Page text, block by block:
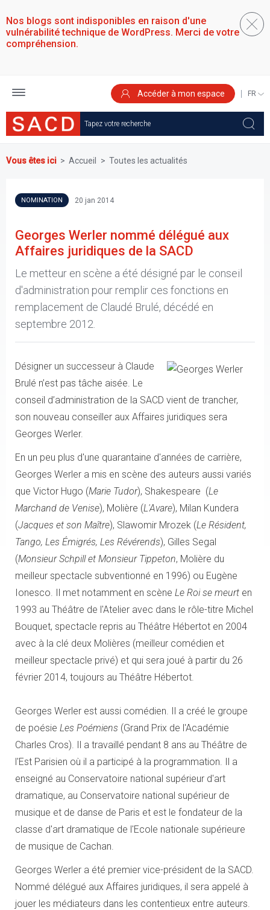
au
contenu
principal
Nos blogs sont indisponibles en raison d'une
vulnérabilité technique de WordPress. Merci de votre
compréhension.
Accéder à mon espace
YOUR
Vous êtes ici Accueil Toutes les actualités
NOMINATION 20 jan 2014
Georges Werler nommé délégué aux
Affaires juridiques de la SACD
Le metteur en scène a été désigné par le conseil
d'administration pour remplir ces fonctions en
remplacement de Claudé Brulé, décédé en
septembre 2012.
Désigner un successeur à Claude
Brulé n’est pas tâche aisée. Le
conseil d’administration de la SACD vient de trancher,
son nouveau conseiller aux Affaires juridiques sera
Georges Werler.
En un peu plus d'une quarantaine d'années de carrière,
Georges Werler a mis en scène des auteurs aussi variés
que Victor Hugo (Marie Tudor), Shakespeare (Le
Marchand de Venise), Molière (L'Avare), Milan Kundera
(Jacques et son Maître), Slawomir Mrozek (Le Résident,
Tango, Les Émigrés, Les Révérends), Gilles Segal
(Monsieur Schpill et Monsieur Tippeton, Molière du
meilleur spectacle subventionné en 1996) ou Eugène
Ionesco. Il met notamment en scène Le Roi se meurt en
1993 au Théâtre de l'Atelier avec dans le rôle-titre Michel
Bouquet, spectacle repris au Théâtre Hébertot en 2004
avec à la clé deux Molières (meilleur comédien et
meilleur spectacle privé) et qui sera joué à partir du 26
février 2014, toujours au Théâtre Hébertot.
Georges Werler est aussi comédien. Il a créé le groupe
de poésie Les Poémiens (Grand Prix de l'Académie
Charles Cros). Il a travaillé pendant 8 ans au Théâtre de
l'Est Parisien où il a participé à la programmation. Il a
enseigné au Conservatoire national supérieur d'art
dramatique, au Conservatoire national supérieur de
musique et de danse de Paris et est le fondateur de la
classe d'art dramatique de l'Ecole nationale supérieure
de musique de Cachan.
Georges Werler a été premier vice-président de la SACD.
Nommé délégué aux Affaires juridiques, il sera appelé à
jouer les médiateurs dans les contentieux entre auteurs.